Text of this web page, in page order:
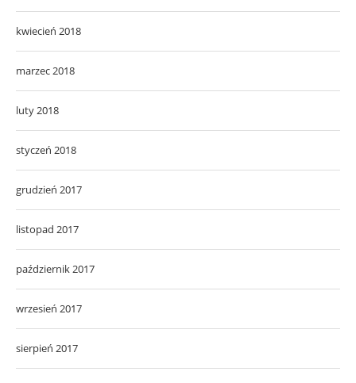
kwiecień 2018
marzec 2018
luty 2018
styczeń 2018
grudzień 2017
listopad 2017
październik 2017
wrzesień 2017
sierpień 2017